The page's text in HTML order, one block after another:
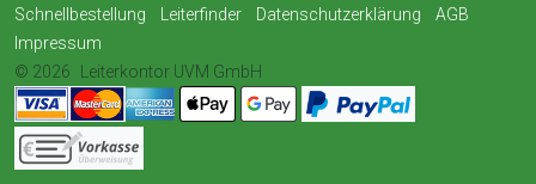
Schnellbestellung
Leiterfinder Datenschutzerklärung
AGB
Impressum
© 2026
Leiterkontor UVM GmbH